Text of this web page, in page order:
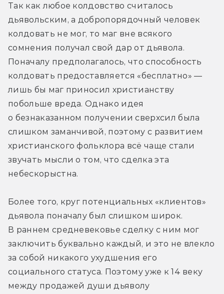
Так как любое колдовство считалось
дьявольским, а добропорядочный человек
колдовать не мог, то маг вне всякого
сомнения получал свой дар от дьявола.
Поначалу предполагалось, что способность
колдовать предоставляется «бесплатно» —
лишь бы маг приносил христианству
побольше вреда. Однако идея
о безнаказанном получении сверхсил была
слишком заманчивой, поэтому с развитием
христианского фольклора всё чаще стали
звучать мысли о том, что сделка эта
небескорыстна.
Более того, круг потенциальных «клиентов»
дьявола поначалу был слишком широк.
В раннем средневековье сделку с ним мог
заключить буквально каждый, и это не влекло
за собой никакого ухудшения его
социального статуса. Поэтому уже к 14 веку
между продажей души дьяволу